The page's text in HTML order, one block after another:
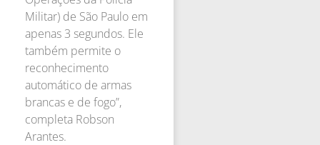
Militar) de São Paulo em
apenas 3 segundos. Ele
também permite o
reconhecimento
automático de armas
brancas e de fogo”,
completa Robson
Arantes.